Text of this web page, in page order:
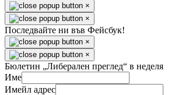
×
×
Последвайте ни във Фейсбук!
×
×
Бюлетин „Либерален преглед“ в неделя
Име
Имейл адрес